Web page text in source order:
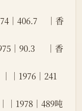
│香
│香
││1976│241
││1978│489吨